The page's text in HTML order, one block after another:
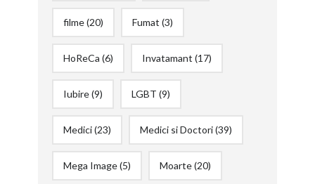
filme(20) Fumat (3)
HoReCa (6) Invatamant (17)
Iubire(9) LGBT (9)
Medici(23) Medici si Doctori(39)
Mega Image(5) Moarte(20)